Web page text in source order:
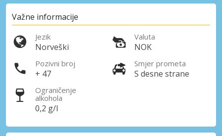
Važne informacije
Jezik
Norveški
Valuta
NOK
Pozivni broj
+ 47
Smjer prometa
S desne strane
Ograničenje
alkohola
0,2 g/l